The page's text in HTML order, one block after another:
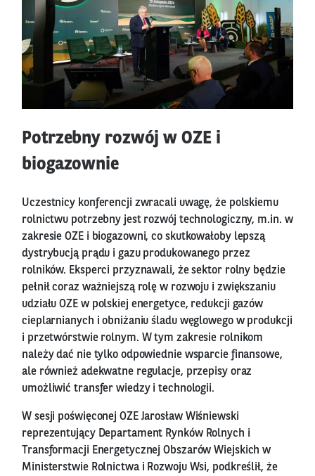
Potrzebny rozwój w OZE i
biogazownie
Uczestnicy konferencji zwracali uwagę, że polskiemu
rolnictwu potrzebny jest rozwój technologiczny, m.in. w
zakresie OZE i biogazowni, co skutkowałoby lepszą
dystrybucją prądu i gazu produkowanego przez
rolników. Eksperci przyznawali, że sektor rolny będzie
pełnił coraz ważniejszą rolę w rozwoju i zwiększaniu
udziału OZE w polskiej energetyce, redukcji gazów
cieplarnianych i obniżaniu śladu węglowego w produkcji
i przetwórstwie rolnym. W tym zakresie rolnikom
należy dać nie tylko odpowiednie wsparcie finansowe,
ale również adekwatne regulacje, przepisy oraz
umożliwić transfer wiedzy i technologii.
W sesji poświęconej OZE Jarosław Wiśniewski
reprezentujący Departament Rynków Rolnych i
Transformacji Energetycznej Obszarów Wiejskich w
Ministerstwie Rolnictwa i Rozwoju Wsi, podkreślił, że